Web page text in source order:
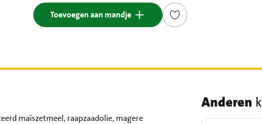
Toevoegen aan mandje
maïszetmeel, raapzaadolie, magere
Anderen